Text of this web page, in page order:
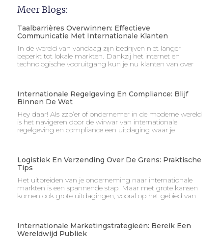
Meer Blogs:
Taalbarrières Overwinnen: Effectieve
Communicatie Met Internationale Klanten
In de wereld van vandaag zijn bedrijven niet langer
beperkt tot lokale markten. Dankzij het internet en
technologische vooruitgang kun je nu klanten van over
Internationale Regelgeving En Compliance: Blijf
Binnen De Wet
Hey daar! Als zzp’er of ondernemer in de moderne wereld
is het navigeren door de wirwar van internationale
regelgeving en compliance een uitdaging waar je
Logistiek En Verzending Over De Grens: Praktische
Tips
Het uitbreiden van je onderneming naar internationale
markten is een spannende stap. Maar met grote kansen
komen ook grote uitdagingen, vooral op het gebied van
Internationale Marketingstrategieën: Bereik Een
Wereldwijd Publiek